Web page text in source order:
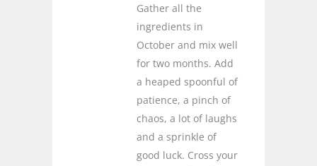
Gather all the
ingredients in
October and mix well
for two months. Add
a heaped spoonful of
patience, a pinch of
chaos, a lot of laughs
and a sprinkle of
good luck. Cross your